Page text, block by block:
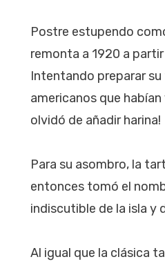
Postre estupendo
remonta a 1920 a
Intentando preparar
americanos que
olvidó de añadir harina!
Para su asombro, la
entonces tomó el
indiscutible de la isla y
Al igual que la clásica